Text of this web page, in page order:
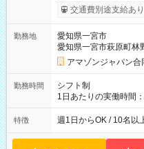
実費支給） ※22:00～翌5:00までは時給25%UP！ ■給与前払い
制度あり ※前払い額
交通費別途支給あり
勤務地
愛知県一宮市
愛知県一宮市萩原町林
アマゾンジャパン合
勤務時間
シフト制
1日あたりの実働時間
社後、就業可能シフト
特徴 週1日からOK / 10名以